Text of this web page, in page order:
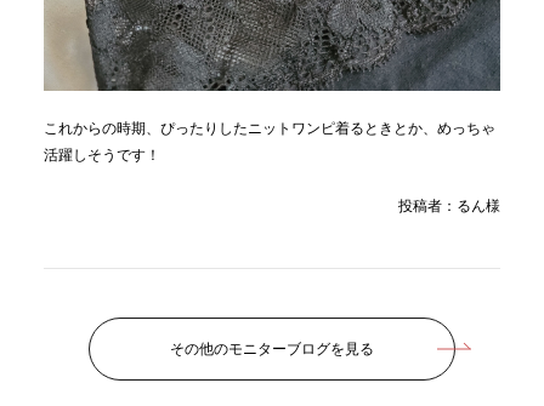
これからの時期、ぴったりしたニットワンピ着るときとか、めっちゃ
活躍しそうです！
投稿者：るん様
その他のモニターブログを見る